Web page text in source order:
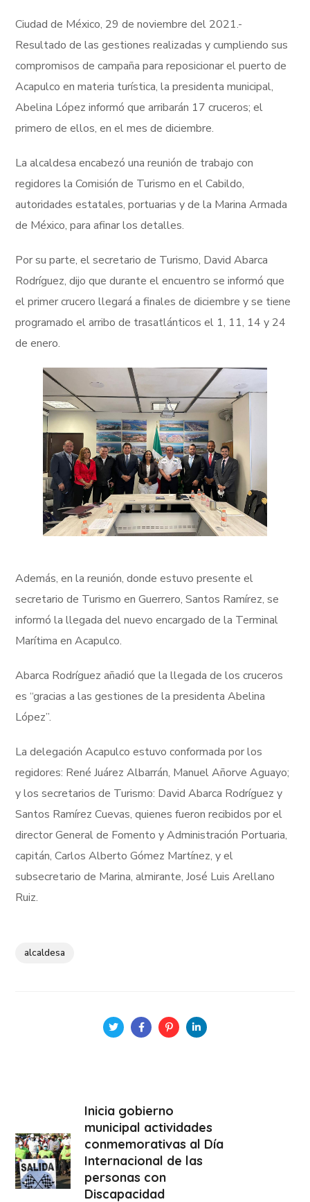
Ciudad de México, 29 de noviembre del 2021.-
Resultado de las gestiones realizadas y cumpliendo sus
compromisos de campaña para reposicionar el puerto de
Acapulco en materia turística, la presidenta municipal,
Abelina López informó que arribarán 17 cruceros; el
primero de ellos, en el mes de diciembre.
La alcaldesa encabezó una reunión de trabajo con
regidores la Comisión de Turismo en el Cabildo,
autoridades estatales, portuarias y de la Marina Armada
de México, para afinar los detalles.
Por su parte, el secretario de Turismo, David Abarca
Rodríguez, dijo que durante el encuentro se informó que
el primer crucero llegará a finales de diciembre y se tiene
programado el arribo de trasatlánticos el 1, 11, 14 y 24
de enero.
Además, en la reunión, donde estuvo presente el
secretario de Turismo en Guerrero, Santos Ramírez, se
informó la llegada del nuevo encargado de la Terminal
Marítima en Acapulco.
Abarca Rodríguez añadió que la llegada de los cruceros
es “gracias a las gestiones de la presidenta Abelina
López”.
La delegación Acapulco estuvo conformada por los
regidores: René Juárez Albarrán, Manuel Añorve Aguayo;
y los secretarios de Turismo: David Abarca Rodríguez y
Santos Ramírez Cuevas, quienes fueron recibidos por el
director General de Fomento y Administración Portuaria,
capitán, Carlos Alberto Gómez Martínez, y el
subsecretario de Marina, almirante, José Luis Arellano
Ruiz.
alcaldesa
Inicia gobierno
municipal actividades
conmemorativas al Día
Internacional de las
personas con
Discapacidad